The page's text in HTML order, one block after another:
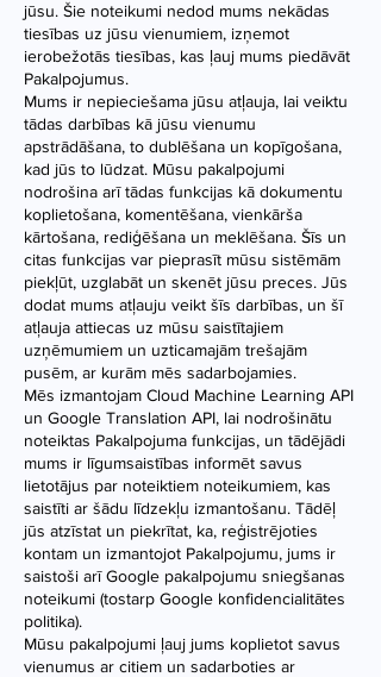
jūsu. Šie noteikumi nedod mums nekādas
tiesības uz jūsu vienumiem, izņemot
ierobežotās tiesības, kas ļauj mums piedāvāt
Pakalpojumus.
Mums ir nepieciešama jūsu atļauja, lai veiktu
tādas darbības kā jūsu vienumu
apstrādāšana, to dublēšana un kopīgošana,
kad jūs to lūdzat. Mūsu pakalpojumi
nodrošina arī tādas funkcijas kā dokumentu
koplietošana, komentēšana, vienkārša
kārtošana, rediģēšana un meklēšana. Šīs un
citas funkcijas var pieprasīt mūsu sistēmām
piekļūt, uzglabāt un skenēt jūsu preces. Jūs
dodat mums atļauju veikt šīs darbības, un šī
atļauja attiecas uz mūsu saistītajiem
uzņēmumiem un uzticamajām trešajām
pusēm, ar kurām mēs sadarbojamies.
Mēs izmantojam Cloud Machine Learning API
un Google Translation API, lai nodrošinātu
noteiktas Pakalpojuma funkcijas, un tādējādi
mums ir līgumsaistības informēt savus
lietotājus par noteiktiem noteikumiem, kas
saistīti ar šādu līdzekļu izmantošanu. Tādēļ
jūs atzīstat un piekrītat, ka, reģistrējoties
kontam un izmantojot Pakalpojumu, jums ir
saistoši arī Google pakalpojumu sniegšanas
noteikumi (tostarp Google konfidencialitātes
politika).
Mūsu pakalpojumi ļauj jums koplietot savus
vienumus ar citiem un sadarboties ar